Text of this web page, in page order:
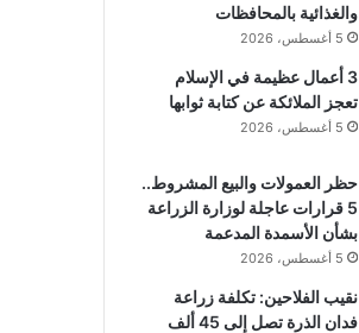
والغذائية بالمحافظات
5 أغسطس، 2026
3 أعمال عظيمة في الإسلام
تعجز الملائكة عن كتابة ثوابها
5 أغسطس، 2026
حظر العمولات والبيع المشروط..
5 قرارات عاجلة لوزارة الزراعة
بشأن الأسمدة المدعمة
5 أغسطس، 2026
نقيب الفلاحين: تكلفة زراعة
فدان الذرة تصل إلى 45 ألف